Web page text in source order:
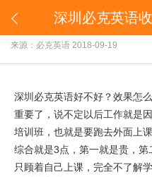
 深圳必克英语收
来源：必克英语 2018-09-19
深圳必克英语好不好？效果怎
重要了，说不定以后工作就是
培训班，也就是要跑去外面上
综合就是3点，第一就是贵，
只顾着自己上课，完全不了解